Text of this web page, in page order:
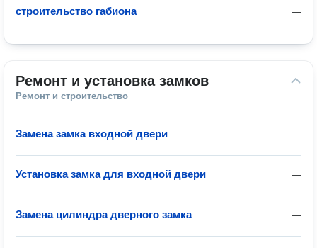
—
строительство габиона
Ремонт и установка замков
Ремонт и строительство
—
Замена замка входной двери
—
Установка замка для входной двери
—
Замена цилиндра дверного замка